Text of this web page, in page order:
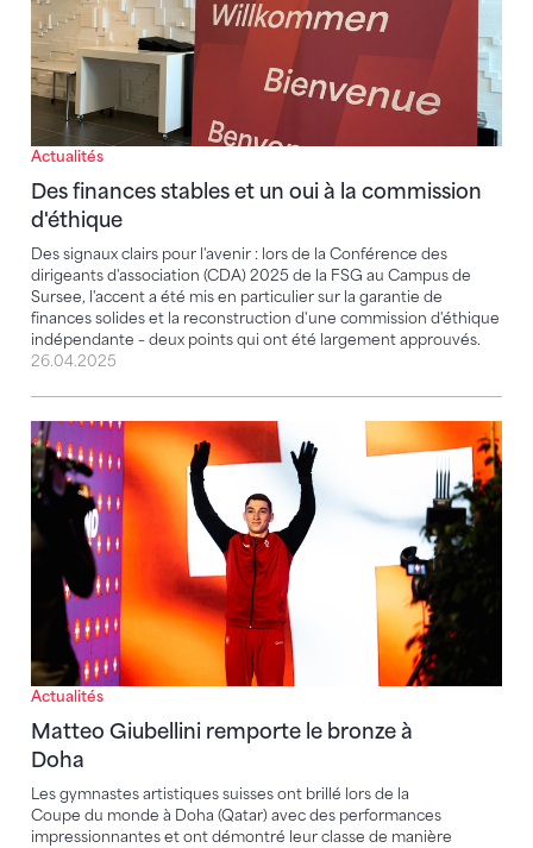
Actualités
Des finances stables et un oui à la commission
d'éthique
Des signaux clairs pour l'avenir : lors de la Conférence des
dirigeants d'association (CDA) 2025 de la FSG au Campus de
Sursee, l'accent a été mis en particulier sur la garantie de
finances solides et la reconstruction d'une commission d'éthique
indépendante – deux points qui ont été largement approuvés.
26.04.2025
Actualités
Matteo Giubellini remporte le bronze à
Doha
Les gymnastes artistiques suisses ont brillé lors de la
Coupe du monde à Doha (Qatar) avec des performances
impressionnantes et ont démontré leur classe de manière
Matteo Giubellini remporte le bronze à Doha